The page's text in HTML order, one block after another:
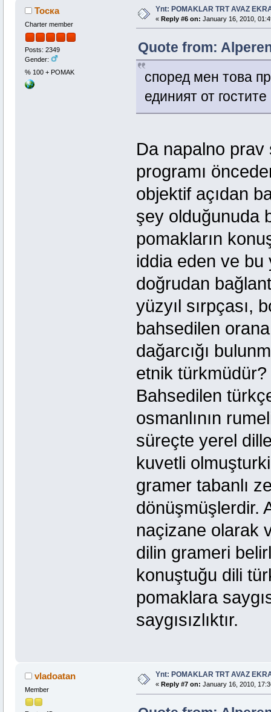
Тоска
Charter member
Posts: 2349
Gender:
% 100 + POMAK
Ynt: POMAKLAR TRT AVAZ
« Reply #6 on: January 16, 2010,
Quote from:
според мен това
единият от
Da napalno
programı
objektif açıdan
şey olduğunuda
pomakların
iddia eden ve bu
doğrudan
yüzyıl sırpçası,
bahsedilen
dağarcığı
etnik
Bahsedilen
osmanlının
süreçte yerel
kuvetli
gramer tabanlı
dönüşmüşlerdir.
naçizane olarak
dilin grameri
konuştuğu dili
pomaklara
saygısızlıktır.
vladoatan
Member
Ynt: POMAKLAR TRT AVAZ
« Reply #7 on: January 16, 2010,